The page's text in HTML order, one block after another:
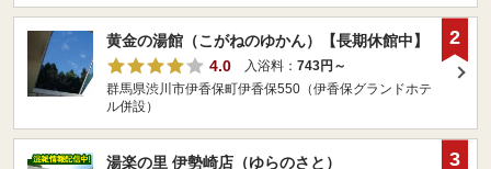
黄金の湯館（こがねのゆかん）【長期休館中】
4.0
入浴料： 743円～
群馬県渋川市伊香保町伊香保550（伊香保グランドホテ
ル併設）
2
湯楽の里 伊勢崎店（ゆらのさと）
3